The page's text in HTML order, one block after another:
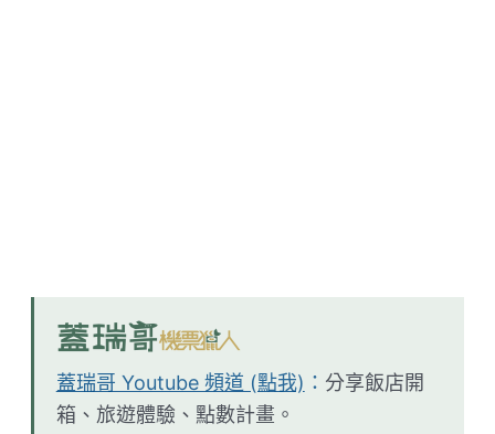
蓋瑞哥 Youtube 頻道 (點我) ： 分享飯店開
箱、旅遊體驗、點數計畫。